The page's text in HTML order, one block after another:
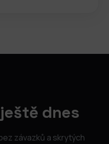
dnes
závazků a skrytých